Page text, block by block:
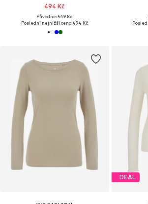
494 Kč
Původně: 549 Kč
Poslední nejnižší cena:494 Kč
DEAL